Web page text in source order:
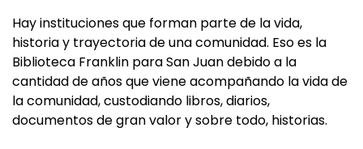
Hay instituciones que forman parte de la vida,
historia y trayectoria de una comunidad. Eso es la
Biblioteca Franklin para San Juan debido a la
cantidad de años que viene acompañando la vida de
la comunidad, custodiando libros, diarios,
documentos de gran valor y sobre todo, historias.